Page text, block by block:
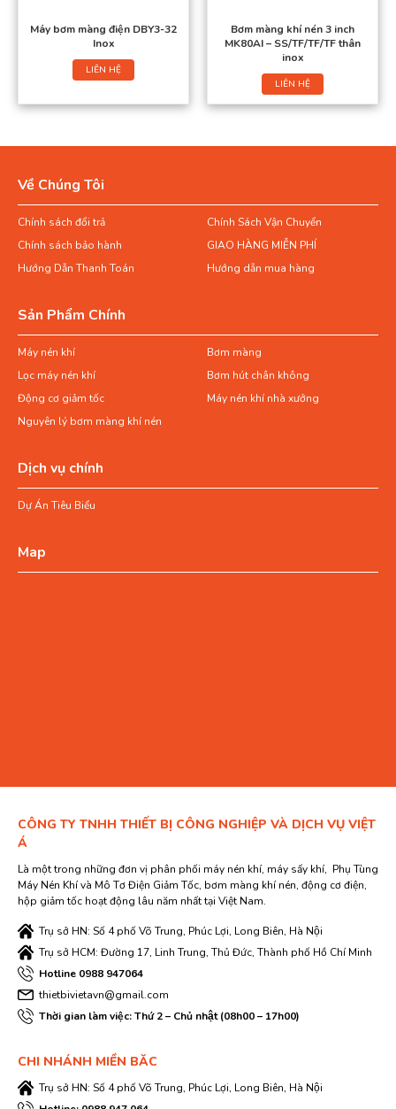
Máy bơm màng điện DBY3-32
Inox
LIÊN HỆ
Bơm màng khí nén 3 inch
MK80AI – SS/TF/TF/TF thân
inox
LIÊN HỆ
Về Chúng Tôi
Chính sách đổi trả
Chính Sách Vận Chuyển
Chính sách bảo hành
GIAO HÀNG MIỄN PHÍ
Hướng Dẫn Thanh Toán
Hướng dẫn mua hàng
Sản Phẩm Chính
Máy nén khí
Bơm màng
Lọc máy nén khí
Bơm hút chân không
Động cơ giảm tốc
Máy nén khí nhà xưởng
Nguyên lý bơm màng khí nén
Dịch vụ chính
Dự Án Tiêu Biểu
Map
CÔNG TY TNHH THIẾT BỊ CÔNG NGHIỆP VÀ DỊCH VỤ VIỆT
Á
Là một trong những đơn vị phân phối máy nén khí, máy sấy khí, Phụ Tùng
Máy Nén Khí và Mô Tơ Điện Giảm Tốc, bơm màng khí nén, động cơ điện,
hộp giảm tốc hoạt động lâu năm nhất tại Việt Nam.
Trụ sở HN: Số 4 phố Võ Trung, Phúc Lợi, Long Biên, Hà Nội
Trụ sở HCM: Đường 17, Linh Trung, Thủ Đức, Thành phố Hồ Chí Minh
Hotline 0988 947064
thietbivietavn@gmail.com
Thời gian làm việc: Thứ 2 – Chủ nhật (08h00 – 17h00)
CHI NHÁNH MIỀN BĂC
Trụ sở HN: Số 4 phố Võ Trung, Phúc Lợi, Long Biên, Hà Nội